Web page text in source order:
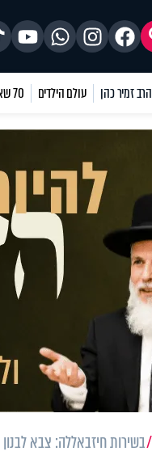
הרב זמיר כהן עולם הילדים 70 שאלות
בשירות חיזבאללה: צבא